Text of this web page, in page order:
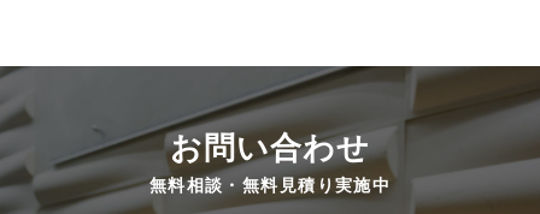
お問い合わせ
無料相談・無料見積り実施中